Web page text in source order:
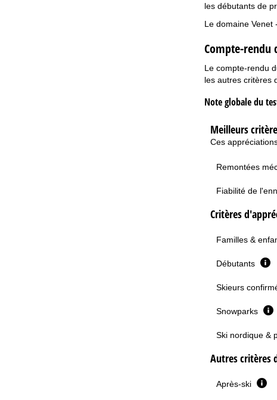
les débutants de
Le domaine
Compte-rendu
Le compte-rendu
les autres critères
Note globale du
Meilleurs
Ces
Remontées
Fiabilité de
Critères
Familles &
Débutants
Skieurs
Snowparks
Ski nordique &
Autres critères
Après-ski